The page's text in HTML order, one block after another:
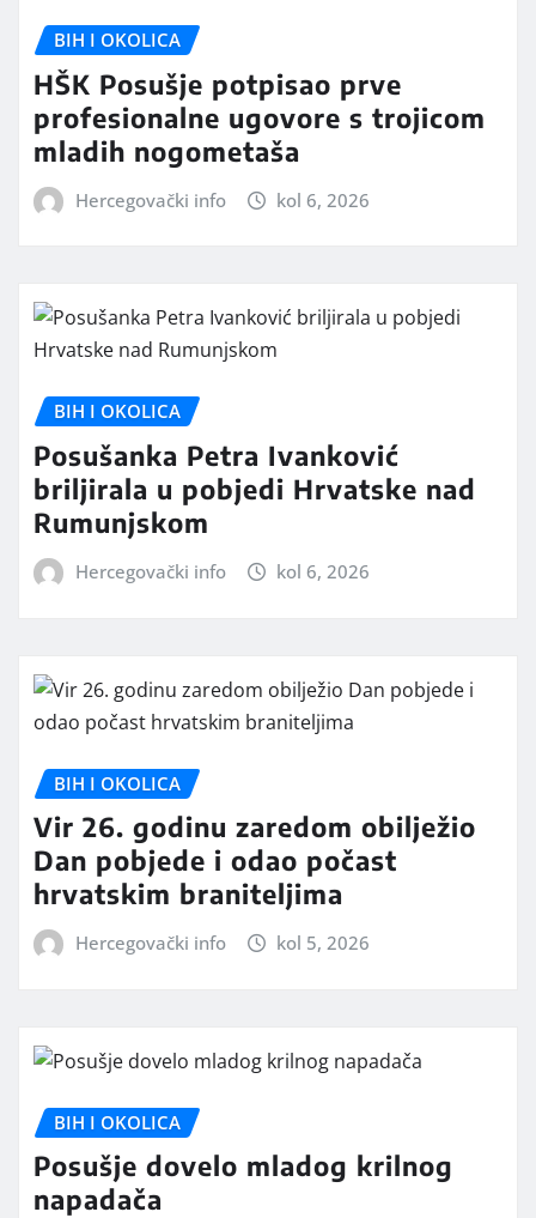
BIH I OKOLICA
HŠK Posušje potpisao prve
profesionalne ugovore s trojicom
mladih nogometaša
Hercegovački info kol 6, 2026
BIH I OKOLICA
Posušanka Petra Ivanković
briljirala u pobjedi Hrvatske nad
Rumunjskom
Hercegovački info kol 6, 2026
BIH I OKOLICA
Vir 26. godinu zaredom obilježio
Dan pobjede i odao počast
hrvatskim braniteljima
Hercegovački info kol 5, 2026
BIH I OKOLICA
Posušje dovelo mladog krilnog
napadača